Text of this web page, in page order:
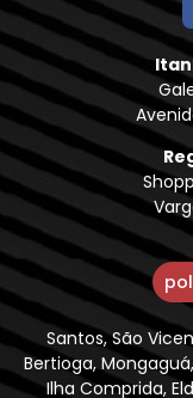
Santos, São
Bertioga,
Ilha Comprida,